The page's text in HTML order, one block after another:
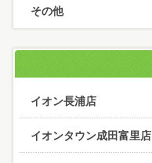
その他
イオン長浦店
イオンタウン成田富里店